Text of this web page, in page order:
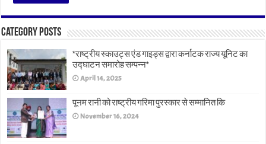
Category Posts
*राष्ट्रीय स्काउट्स एंड गाइड्स द्वारा कर्नाटक राज्य यूनिट का
उद्घाटन समारोह सम्पन्न*
April 14, 2025
पूनम रानी को राष्ट्रीय गरिमा पुरस्कार से सम्मानित कि
November 16, 2024